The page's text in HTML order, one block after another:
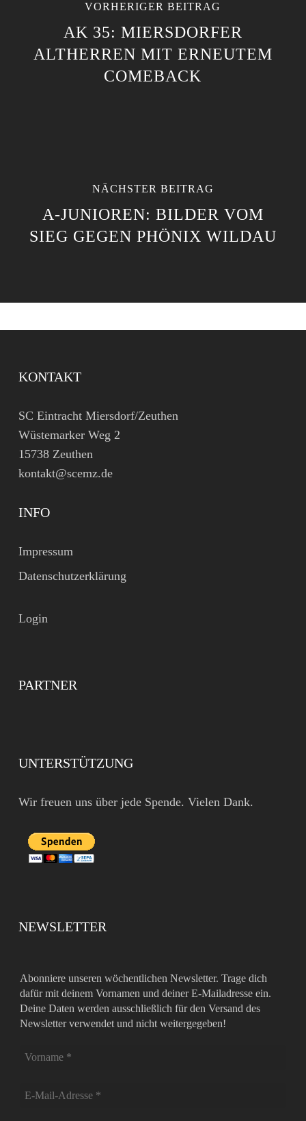
VORHERIGER BEITRAG
AK 35: MIERSDORFER
ALTHERREN MIT ERNEUTEM
COMEBACK
NÄCHSTER BEITRAG
A-JUNIOREN: BILDER VOM
SIEG GEGEN PHÖNIX WILDAU
KONTAKT
SC Eintracht Miersdorf/Zeuthen
Wüstemarker Weg 2
15738 Zeuthen
kontakt@scemz.de
INFO
Impressum
Datenschutzerklärung
Login
PARTNER
UNTERSTÜTZUNG
Wir freuen uns über jede Spende. Vielen Dank.
NEWSLETTER
Abonniere unseren wöchentlichen Newsletter. Trage dich
dafür mit deinem Vornamen und deiner E-Mailadresse ein.
Deine Daten werden ausschließlich für den Versand des
Newsletter verwendet und nicht weitergegeben!